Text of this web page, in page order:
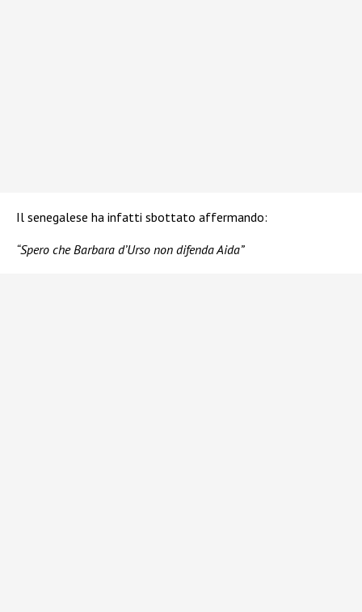
Il senegalese ha infatti sbottato affermando:
“Spero che Barbara d’Urso non difenda Aida”